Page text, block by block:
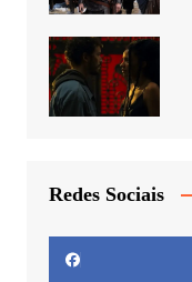
Redes Sociais